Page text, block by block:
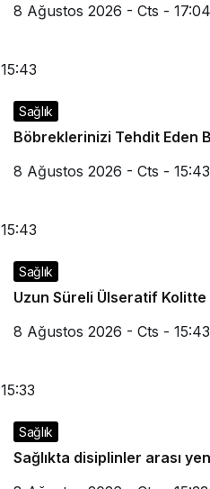
8 Ağustos 2026 - Cts - 17:04
15:43
Sağlık
Böbreklerinizi Tehdit Eden
8 Ağustos 2026 - Cts - 15:43
15:43
Sağlık
Uzun Süreli Ülseratif Kolitte
8 Ağustos 2026 - Cts - 15:43
15:33
Sağlık
Sağlıkta disiplinler arası